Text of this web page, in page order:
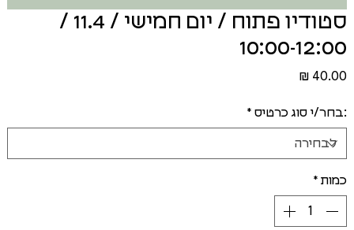
סטודיו פתוח / יום חמישי / 11.4 /
10:00-12:00
מחיר
:בחר/י סוג כרטיס *
כמות *